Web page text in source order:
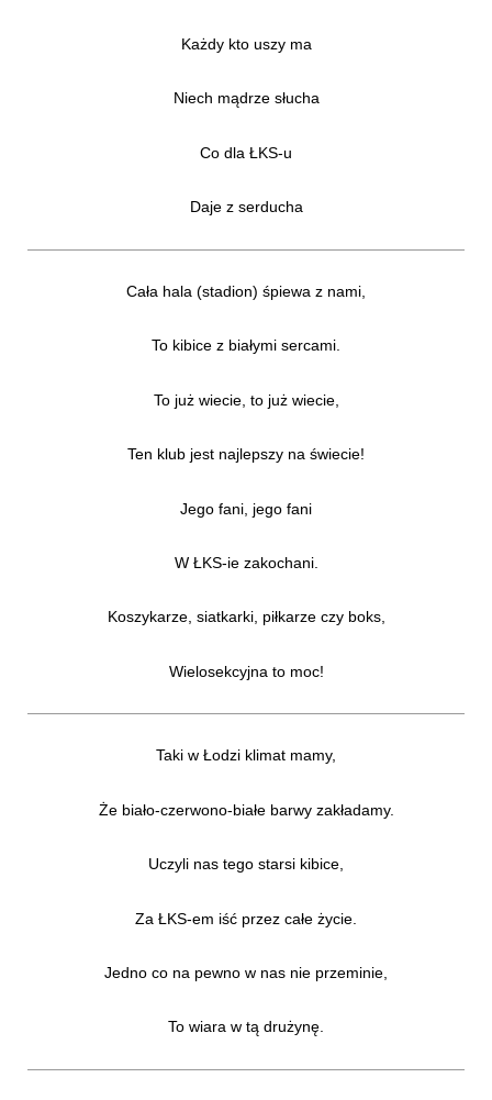
Każdy kto uszy ma
Niech mądrze słucha
Co dla ŁKS-u
Daje z serducha
Cała hala (stadion) śpiewa z nami,
To kibice z białymi sercami.
To już wiecie, to już wiecie,
Ten klub jest najlepszy na świecie!
Jego fani, jego fani
W ŁKS-ie zakochani.
Koszykarze, siatkarki, piłkarze czy boks,
Wielosekcyjna to moc!
Taki w Łodzi klimat mamy,
Że biało-czerwono-białe barwy zakładamy.
Uczyli nas tego starsi kibice,
Za ŁKS-em iść przez całe życie.
Jedno co na pewno w nas nie przeminie,
To wiara w tą drużynę.